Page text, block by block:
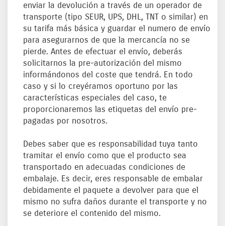
enviar la devolución a través de un operador de
transporte (tipo SEUR, UPS, DHL, TNT o similar) en
su tarifa más básica y guardar el numero de envío
para asegurarnos de que la mercancía no se
pierde. Antes de efectuar el envío, deberás
solicitarnos la pre-autorización del mismo
informándonos del coste que tendrá. En todo
caso y si lo creyéramos oportuno por las
características especiales del caso, te
proporcionaremos las etiquetas del envío pre-
pagadas por nosotros.
Debes saber que es responsabilidad tuya tanto
tramitar el envío como que el producto sea
transportado en adecuadas condiciones de
embalaje. Es decir, eres responsable de embalar
debidamente el paquete a devolver para que el
mismo no sufra daños durante el transporte y no
se deteriore el contenido del mismo.